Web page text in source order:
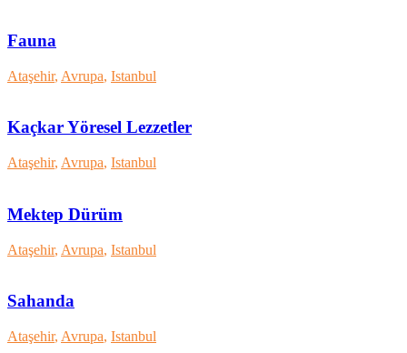
Fauna
Ataşehir, Avrupa, Istanbul
Kaçkar Yöresel Lezzetler
Ataşehir, Avrupa, Istanbul
Mektep Dürüm
Ataşehir, Avrupa, Istanbul
Sahanda
Ataşehir, Avrupa, Istanbul